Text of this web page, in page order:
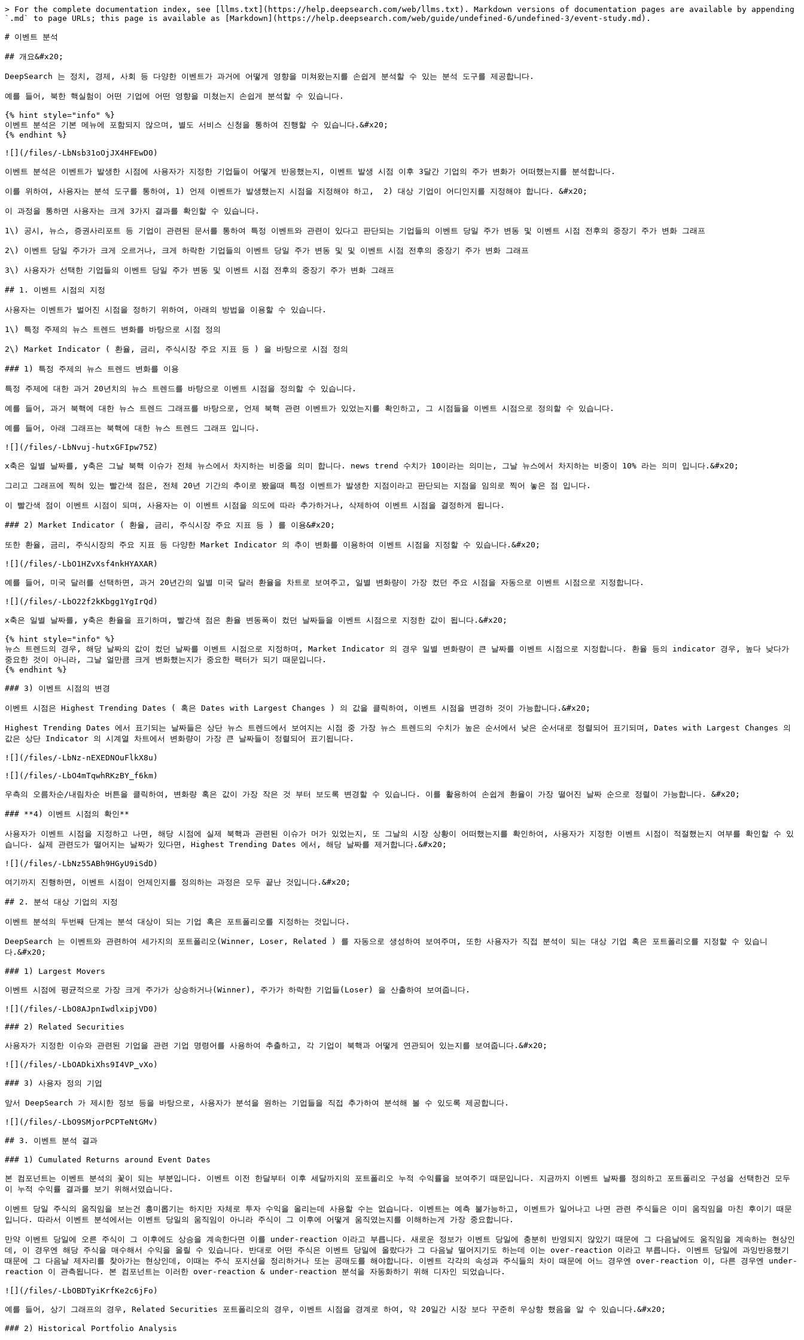
> For the complete documentation index, see [llms.txt](https://help.deepsearch.com/web/llms.txt). Markdown versions of documentation pages are available by appending
`.md` to page URLs; this page is available as [Markdown](https://help.deepsearch.com/web/guide/undefined-6/undefined-3/event-study.md).
# 이벤트 분석
## 개요&#x20;
DeepSearch 는 정치, 경제, 사회 등 다양한 이벤트가 과거에 어떻게 영향을 미쳐왔는지를 손쉽게 분석할 수 있는 분석 도구를 제공합니다.
예를 들어, 북한 핵실험이 어떤 기업에 어떤 영향을 미쳤는지 손쉽게 분석할 수 있습니다.
{% hint style="info" %}
이벤트 분석은 기본 메뉴에 포함되지 않으며, 별도 서비스 신청을 통하여 진행할 수 있습니다.&#x20;
{% endhint %}
![](/files/-LbNsb31oOjJX4HFEwD0)
이벤트 분석은 이벤트가 발생한 시점에 사용자가 지정한 기업들이 어떻게 반응했는지, 이벤트 발생 시점 이후 3달간 기업의 주가 변화가 어떠했는지를 분석합니다.
이를 위하여, 사용자는 분석 도구를 통하여, 1) 언제 이벤트가 발생했는지 시점을 지정해야 하고,  2) 대상 기업이 어디인지를 지정해야 합니다. &#x20;
이 과정을 통하면 사용자는 크게 3가지 결과를 확인할 수 있습니다.
1\) 공시, 뉴스, 증권사리포트 등 기업이 관련된 문서를 통하여 특정 이벤트와 관련이 있다고 판단되는 기업들의 이벤트 당일 주가 변동 및 이벤트 시점 전후의 중장기 주가 변화 그래프
2\) 이벤트 당일 주가가 크게 오르거나, 크게 하락한 기업들의 이벤트 당일 주가 변동 및 및 이벤트 시점 전후의 중장기 주가 변화 그래프
3\) 사용자가 선택한 기업들의 이벤트 당일 주가 변동 및 이벤트 시점 전후의 중장기 주가 변화 그래프
## 1. 이벤트 시점의 지정
사용자는 이벤트가 벌어진 시점을 정하기 위하여, 아래의 방법을 이용할 수 있습니다.
1\) 특정 주제의 뉴스 트렌드 변화를 바탕으로 시점 정의
2\) Market Indicator ( 환율, 금리, 주식시장 주요 지표 등 ) 을 바탕으로 시점 정의
### 1) 특정 주제의 뉴스 트렌드 변화를 이용
특정 주제에 대한 과거 20년치의 뉴스 트렌드를 바탕으로 이벤트 시점을 정의할 수 있습니다.
예를 들어, 과거 북핵에 대한 뉴스 트렌드 그래프를 바탕으로, 언제 북핵 관련 이벤트가 있었는지를 확인하고, 그 시점들을 이벤트 시점으로 정의할 수 있습니다.
예를 들어, 아래 그래프는 북핵에 대한 뉴스 트렌드 그래프 입니다.
![](/files/-LbNvuj-hutxGFIpw75Z)
x축은 일별 날짜를, y축은 그날 북핵 이슈가 전체 뉴스에서 차지하는 비중을 의미 합니다. news trend 수치가 10이라는 의미는, 그날 뉴스에서 차지하는 비중이 10% 라는 의미 입니다.&#x20;
그리고 그래프에 찍혀 있는 빨간색 점은, 전체 20년 기간의 추이로 봤을때 특정 이벤트가 발생한 지점이라고 판단되는 지점을 임의로 찍어 놓은 점 입니다.
이 빨간색 점이 이벤트 시점이 되며, 사용자는 이 이벤트 시점을 의도에 따라 추가하거나, 삭제하여 이벤트 시점을 결정하게 됩니다.
### 2) Market Indicator ( 환율, 금리, 주식시장 주요 지표 등 ) 를 이용&#x20;
또한 환율, 금리, 주식시장의 주요 지표 등 다양한 Market Indicator 의 추이 변화를 이용하여 이벤트 시점을 지정할 수 있습니다.&#x20;
![](/files/-LbO1HZvXsf4nkHYAXAR)
예를 들어, 미국 달러를 선택하면, 과거 20년간의 일별 미국 달러 환율을 차트로 보여주고, 일별 변화량이 가장 컸던 주요 시점을 자동으로 이벤트 시점으로 지정합니다.
![](/files/-LbO22f2kKbgg1YgIrQd)
x축은 일별 날짜를, y축은 환율을 표기하며, 빨간색 점은 환율 변동폭이 컸던 날짜들을 이벤트 시점으로 지정한 값이 됩니다.&#x20;
{% hint style="info" %}
뉴스 트렌드의 경우, 해당 날짜의 값이 컸던 날짜를 이벤트 시점으로 지정하며, Market Indicator 의 경우 일별 변화량이 큰 날짜를 이벤트 시점으로 지정합니다. 환율 등의 indicator 경우, 높다 낮다가
중요한 것이 아니라, 그날 얼만큼 크게 변화했는지가 중요한 팩터가 되기 때문입니다.
{% endhint %}
### 3) 이벤트 시점의 변경
이벤트 시점은 Highest Trending Dates ( 혹은 Dates with Largest Changes ) 의 값을 클릭하여, 이벤트 시점을 변경하 것이 가능합니다.&#x20;
Highest Trending Dates 에서 표기되는 날짜들은 상단 뉴스 트렌드에서 보여지는 시점 중 가장 뉴스 트렌드의 수치가 높은 순서에서 낮은 순서대로 정렬되어 표기되며, Dates with Largest Changes 의
값은 상단 Indicator 의 시계열 차트에서 변화량이 가장 큰 날짜들이 정렬되어 표기됩니다.
![](/files/-LbNz-nEXEDNOuFlkX8u)
![](/files/-LbO4mTqwhRKzBY_f6km)
우측의 오름차순/내림차순 버튼을 클릭하여, 변화량 혹은 값이 가장 작은 것 부터 보도록 변경할 수 있습니다. 이를 활용하여 손쉽게 환율이 가장 떨어진 날짜 순으로 정렬이 가능합니다. &#x20;
### **4) 이벤트 시점의 확인**
사용자가 이벤트 시점을 지정하고 나면, 해당 시점에 실제 북핵과 관련된 이슈가 머가 있었는지, 또 그날의 시장 상황이 어떠했는지를 확인하여, 사용자가 지정한 이벤트 시점이 적절했는지 여부를 확인할 수 있
습니다. 실제 관련도가 떨어지는 날짜가 있다면, Highest Trending Dates 에서, 해당 날짜를 제거합니다.&#x20;
![](/files/-LbNz55ABh9HGyU9iSdD)
여기까지 진행하면, 이벤트 시점이 언제인지를 정의하는 과정은 모두 끝난 것입니다.&#x20;
## 2. 분석 대상 기업의 지정
이벤트 분석의 두번째 단계는 분석 대상이 되는 기업 혹은 포트폴리오를 지정하는 것입니다.
DeepSearch 는 이벤트와 관련하여 세가지의 포트폴리오(Winner, Loser, Related ) 를 자동으로 생성하여 보여주며, 또한 사용자가 직접 분석이 되는 대상 기업 혹은 포트폴리오를 지정할 수 있습니
다.&#x20;
### 1) Largest Movers
이벤트 시점에 평균적으로 가장 크게 주가가 상승하거나(Winner), 주가가 하락한 기업들(Loser) 을 산출하여 보여줍니다.
![](/files/-LbO8AJpnIwdlxipjVD0)
### 2) Related Securities
사용자가 지정한 이슈와 관련된 기업을 관련 기업 명령어를 사용하여 추출하고, 각 기업이 북핵과 어떻게 연관되어 있는지를 보여줍니다.&#x20;
![](/files/-LbOADkiXhs9I4VP_vXo)
### 3) 사용자 정의 기업
앞서 DeepSearch 가 제시한 정보 등을 바탕으로, 사용자가 분석을 원하는 기업들을 직접 추가하여 분석해 볼 수 있도록 제공합니다.
![](/files/-LbO9SMjorPCPTeNtGMv)
## 3. 이벤트 분석 결과
### 1) Cumulated Returns around Event Dates
본 컴포넌트는 이벤트 분석의 꽃이 되는 부분입니다. 이벤트 이전 한달부터 이후 세달까지의 포트폴리오 누적 수익률을 보여주기 때문입니다. 지금까지 이벤트 날짜를 정의하고 포트폴리오 구성을 선택한건 모두
이 누적 수익률 결과를 보기 위해서였습니다.
이벤트 당일 주식의 움직임을 보는건 흥미롭기는 하지만 자체로 투자 수익을 올리는데 사용할 수는 없습니다. 이벤트는 예측 불가능하고, 이벤트가 일어나고 나면 관련 주식들은 이미 움직임을 마친 후이기 때문
입니다. 따라서 이벤트 분석에서는 이벤트 당일의 움직임이 아니라 주식이 그 이후에 어떻게 움직였는지를 이해하는게 가장 중요합니다.
만약 이벤트 당일에 오른 주식이 그 이후에도 상승을 계속한다면 이를 under-reaction 이라고 부릅니다. 새로운 정보가 이벤트 당일에 충분히 반영되지 않았기 때문에 그 다음날에도 움직임을 계속하는 현상인
데, 이 경우엔 해당 주식을 매수해서 수익을 올릴 수 있습니다. 반대로 어떤 주식은 이벤트 당일에 올랐다가 그 다음날 떨어지기도 하는데 이는 over-reaction 이라고 부릅니다. 이벤트 당일에 과잉반응했기
때문에 그 다음날 제자리를 찾아가는 현상인데, 이때는 주식 포지션을 정리하거나 또는 공매도를 해야합니다. 이벤트 각각의 속성과 주식들의 차이 때문에 어느 경우엔 over-reaction 이, 다른 경우엔 under-
reaction 이 관측됩니다. 본 컴포넌트는 이러한 over-reaction & under-reaction 분석을 자동화하기 위해 디자인 되었습니다.
![](/files/-LbOBDTyiKrfKe2c6jFo)
예를 들어, 상기 그래프의 경우, Related Securities 포트폴리오의 경우, 이벤트 시점을 경계로 하여, 약 20일간 시장 보다 꾸준히 우상향 했음을 알 수 있습니다.&#x20;
### 2) Historical Portfolio Analysis